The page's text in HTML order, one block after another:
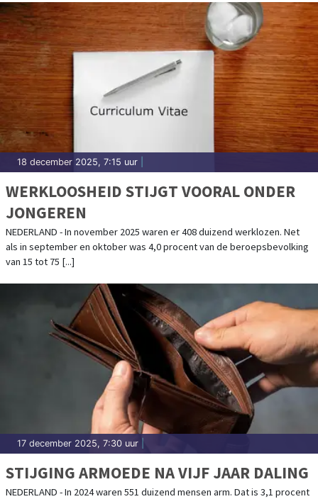
18 december 2025, 7:15 uur
WERKLOOSHEID STIJGT VOORAL ONDER
JONGEREN
NEDERLAND - In november 2025 waren er 408 duizend werklozen. Net
als in september en oktober was 4,0 procent van de beroepsbevolking
van 15 tot 75 [...]
17 december 2025, 7:30 uur
STIJGING ARMOEDE NA VIJF JAAR DALING
NEDERLAND - In 2024 waren 551 duizend mensen arm. Dat is 3,1 procent